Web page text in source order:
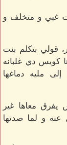
غبي و متخلف و
قولي بتكلم بنت
كويس دي غلبانه
مليه دماغها
معاها غير
و لما صدتها